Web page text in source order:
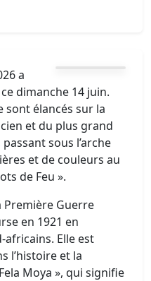
a
dimanche 14 juin.
sont élancés sur la
et du plus grand
sous l’arche
et de couleurs au
de Feu ».
Première Guerre
en 1921 en
Elle est
l’histoire et la
Moya », qui signifie